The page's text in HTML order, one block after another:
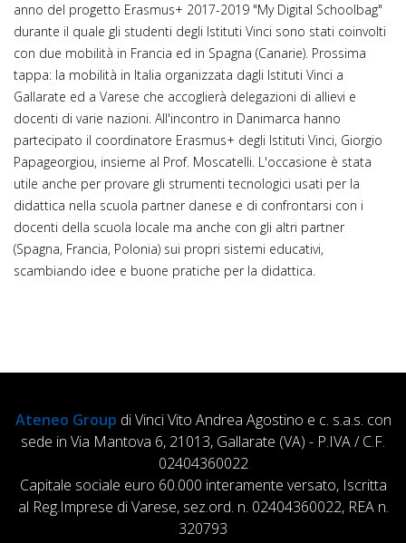
anno del progetto Erasmus+ 2017-2019 "My Digital Schoolbag"
durante il quale gli studenti degli Istituti Vinci sono stati coinvolti
con due mobilità in Francia ed in Spagna (Canarie). Prossima
tappa: la mobilità in Italia organizzata dagli Istituti Vinci a
Gallarate ed a Varese che accoglierà delegazioni di allievi e
docenti di varie nazioni. All'incontro in Danimarca hanno
partecipato il coordinatore Erasmus+ degli Istituti Vinci, Giorgio
Papageorgiou, insieme al Prof. Moscatelli. L'occasione è stata
utile anche per provare gli strumenti tecnologici usati per la
didattica nella scuola partner danese e di confrontarsi con i
docenti della scuola locale ma anche con gli altri partner
(Spagna, Francia, Polonia) sui propri sistemi educativi,
scambiando idee e buone pratiche per la didattica.
Ateneo Group di Vinci Vito Andrea Agostino e c. s.a.s. con
sede in Via Mantova 6, 21013, Gallarate (VA) - P.IVA / C.F.
02404360022
Capitale sociale euro 60.000 interamente versato, Iscritta
al Reg.Imprese di Varese, sez.ord. n. 02404360022, REA n.
320793